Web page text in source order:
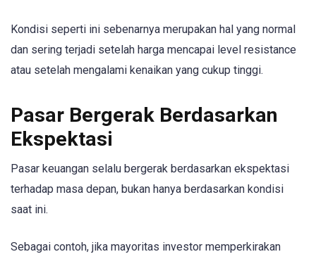
Kondisi seperti ini sebenarnya merupakan hal yang normal
dan sering terjadi setelah harga mencapai level resistance
atau setelah mengalami kenaikan yang cukup tinggi.
Pasar Bergerak Berdasarkan
Ekspektasi
Pasar keuangan selalu bergerak berdasarkan ekspektasi
terhadap masa depan, bukan hanya berdasarkan kondisi
saat ini.
Sebagai contoh, jika mayoritas investor memperkirakan